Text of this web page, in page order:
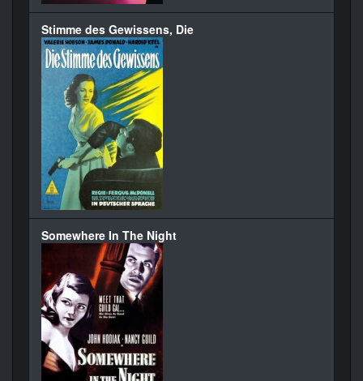
Stimme des Gewissens, Die
Somewhere In The Night